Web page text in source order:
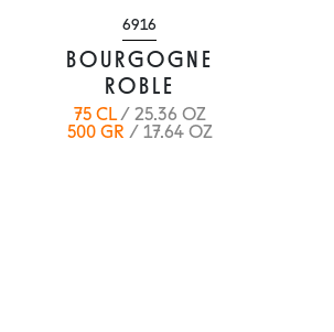
6916
BOURGOGNE
ROBLE
75 CL/ 25.36 OZ
500 GR / 17.64 OZ